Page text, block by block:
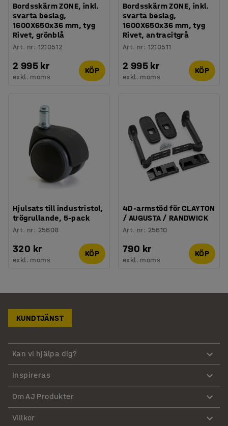
Bordsskärm ZONE, inkl.
svarta beslag,
1600X650x36 mm, tyg
Rivet, grönblå
Art. nr: 1210512
2 995 kr
exkl. moms
KÖP
Bordsskärm ZONE, inkl.
svarta beslag,
1600X650x36 mm, tyg
Rivet, antracitgrå
Art. nr: 1210511
2 995 kr
exkl. moms
KÖP
Hjulsats till industristol,
trögrullande, 5-pack
Art. nr: 25608
320 kr
exkl. moms
KÖP
4D-armstöd för CLAYTON
/ AUGUSTA / RANDWICK
Art. nr: 25610
790 kr
exkl. moms
KÖP
KUNDTJÄNST
Kan vi hjälpa dig?
Inspireras
Om AJ Produkter
Villkor